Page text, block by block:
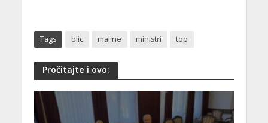
Tags blic maline ministri top
Pročitajte i ovo: